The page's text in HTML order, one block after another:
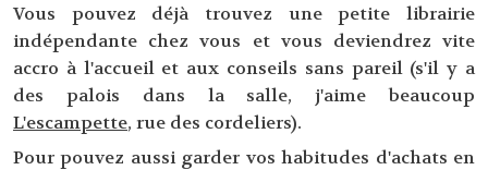
Vous pouvez déjà trouvez une petite librairie
indépendante chez vous et vous deviendrez vite
accro à l'accueil et aux conseils sans pareil (s'il y a
des palois dans la salle, j'aime beaucoup
L'escampette, rue des cordeliers).
Pour pouvez aussi garder vos habitudes d'achats en